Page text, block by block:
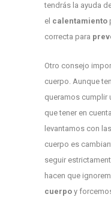
tendrás la ayuda
el calentamiento
correcta para
Otro consejo
cuerpo. Aunque
queramos cumplir
que tener en
levantamos con
cuerpo es
seguir
hacen que
cuerpo y